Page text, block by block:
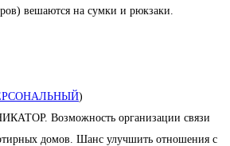
вешаются на сумки и рюкзаки.
)
Возможность организации связи
домов. Шанс улучшить отношения с